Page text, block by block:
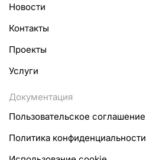
Новости
Контакты
Проекты
Услуги
Документация
Пользовательское соглашение
Политика конфиденциальности